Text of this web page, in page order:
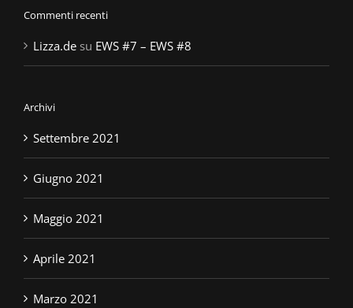
Commenti recenti
Lizza.de su EWS #7 – EWS #8
Archivi
Settembre 2021
Giugno 2021
Maggio 2021
Aprile 2021
Marzo 2021